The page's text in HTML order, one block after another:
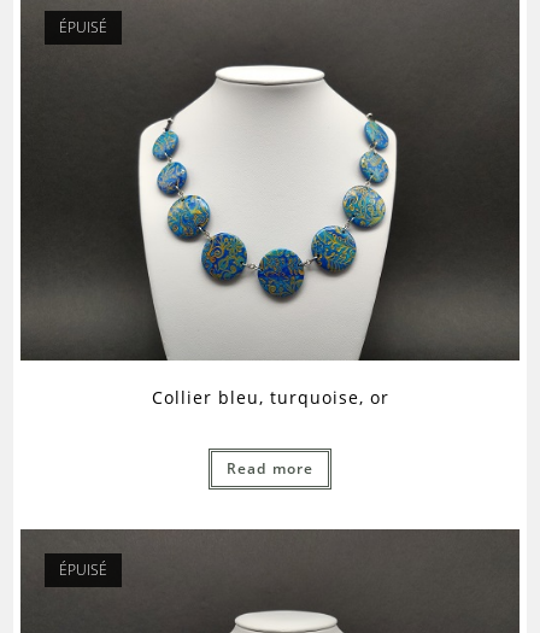
ÉPUISÉ
Collier bleu, turquoise, or
Read more
ÉPUISÉ